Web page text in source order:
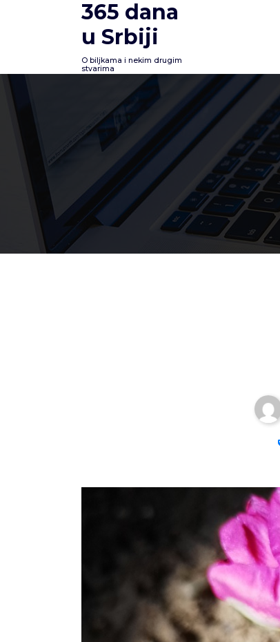
365 dana
u Srbiji
O biljkama i nekim drugim
stvarima